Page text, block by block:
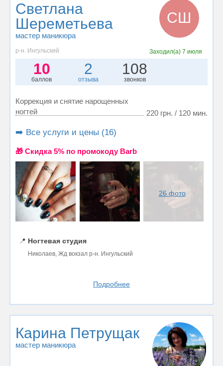
Светлана
Шереметьева
мастер маникюра
СШ
р-н. Ингульский Заходил(а) 7 июля
10
баллов
2
отзыва
108
звонков
Коррекция и снятие нарощенных
ногтей
220 грн. / 120 мин.
➡️ Все услуги и цены (16)
🎁 Cкидка 5% по промокоду Barb
26 фото
📍 Ногтевая студия
Николаев, Жд вокзал р-н. Ингульский
Подробнее
Карина Петрущак
мастер маникюра